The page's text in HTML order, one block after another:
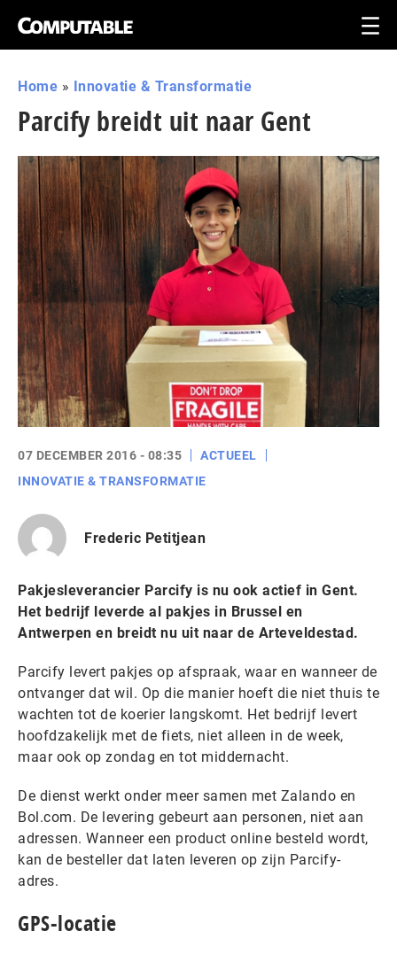
Home » Innovatie & Transformatie
Parcify breidt uit naar Gent
07 DECEMBER 2016 - 08:35
ACTUEEL
INNOVATIE & TRANSFORMATIE
Frederic Petitjean
Pakjesleverancier Parcify is nu ook actief in Gent.
Het bedrijf leverde al pakjes in Brussel en
Antwerpen en breidt nu uit naar de Arteveldestad.
Parcify levert pakjes op afspraak, waar en wanneer de
ontvanger dat wil. Op die manier hoeft die niet thuis te
wachten tot de koerier langskomt. Het bedrijf levert
hoofdzakelijk met de fiets, niet alleen in de week,
maar ook op zondag en tot middernacht.
De dienst werkt onder meer samen met Zalando en
Bol.com. De levering gebeurt aan personen, niet aan
adressen. Wanneer een product online besteld wordt,
kan de besteller dat laten leveren op zijn Parcify-
adres.
GPS-locatie